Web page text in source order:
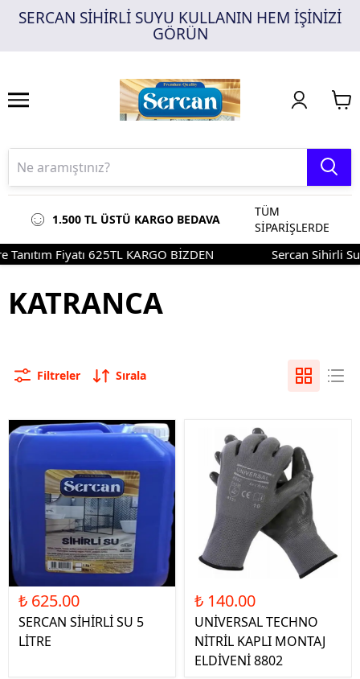
SERCAN SİHİRLİ SUYU KULLANIN HEM İŞİNİZİ
GÖRÜN
1 2 3
1.500 TL ÜSTÜ KARGO BEDAVA
TÜM
SİPARİŞLERDE
Fiyatı 625TL KARGO BİZDEN Sercan Sihirli Su
KATRANCA
Filtreler Sırala
₺ 625.00
SERCAN SİHİRLİ SU 5
LİTRE
₺ 140.00
UNİVERSAL TECHNO
NİTRİL KAPLI MONTAJ
ELDİVENİ 8802